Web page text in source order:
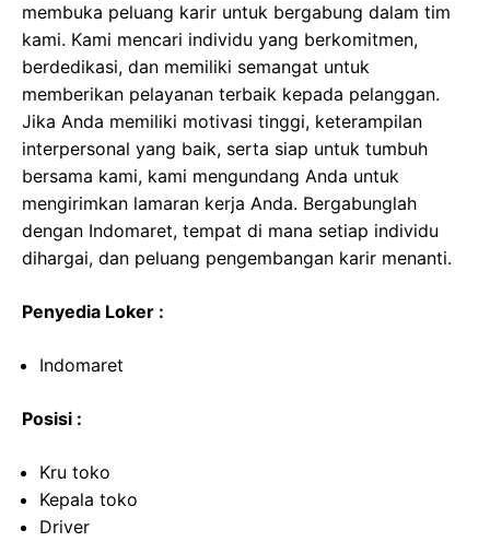
membuka peluang karir untuk bergabung dalam tim
kami. Kami mencari individu yang berkomitmen,
berdedikasi, dan memiliki semangat untuk
memberikan pelayanan terbaik kepada pelanggan.
Jika Anda memiliki motivasi tinggi, keterampilan
interpersonal yang baik, serta siap untuk tumbuh
bersama kami, kami mengundang Anda untuk
mengirimkan lamaran kerja Anda. Bergabunglah
dengan Indomaret, tempat di mana setiap individu
dihargai, dan peluang pengembangan karir menanti.
Penyedia Loker :
Indomaret
Posisi :
Kru toko
Kepala toko
Driver